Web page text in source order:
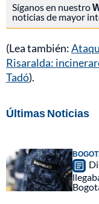
Síganos en nuestro
noticias de mayor
(Lea también:
Risaralda:
Tadó).
Últimas Noticias